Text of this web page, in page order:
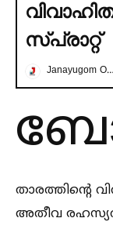
സ്പ്രാറ്റ്
Janayugom Online
താരത്തിന്റെ
അതീവ